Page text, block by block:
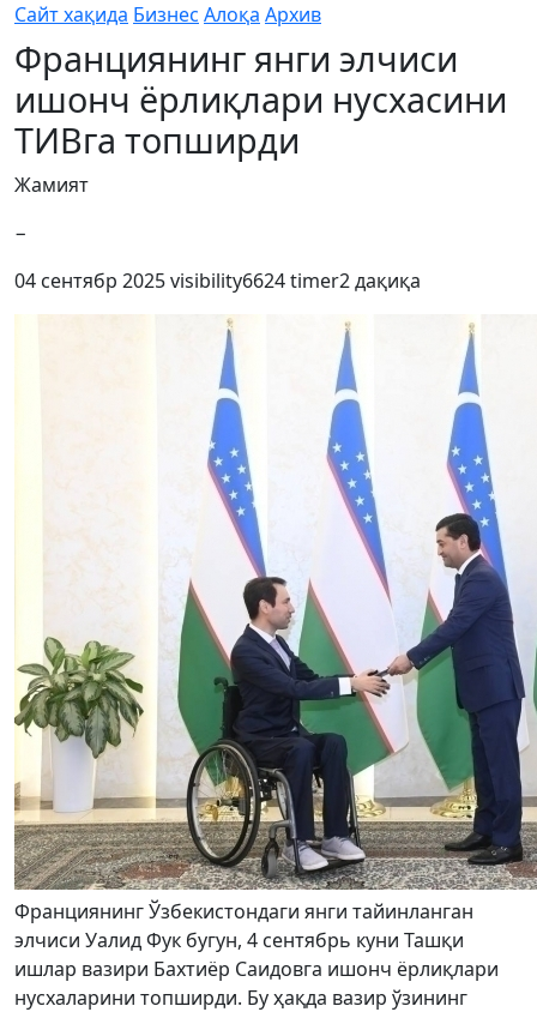
Сайт хақида Бизнес Алоқа Архив
Франциянинг янги элчиси
ишонч ёрлиқлари нусхасини
ТИВга топширди
Жамият
−
04 сентябр 2025visibility6624timer2 дақиқа
Франциянинг Ўзбекистондаги янги тайинланган
элчиси Уалид Фук бугун, 4 сентябрь куни Ташқи
ишлар вазири Бахтиёр Саидовга ишонч ёрлиқлари
нусхаларини топширди. Бу ҳақда вазир ўзининг